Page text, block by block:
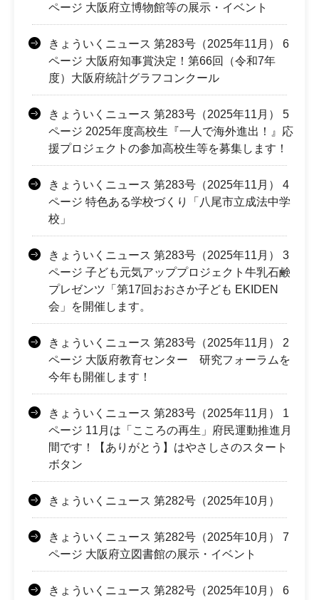
ページ 大阪府立博物館等の展示・イベント
きょういくニュース 第283号（2025年11月） 6
ページ 大阪府知事賞決定！第66回（令和7年
度）大阪府統計グラフコンクール
きょういくニュース 第283号（2025年11月） 5
ページ 2025年度高校生『一人で海外進出！』応
援プロジェクトの参加高校生等を募集します！
きょういくニュース 第283号（2025年11月） 4
ページ 特色ある学校づくり「八尾市立成法中学
校」
きょういくニュース 第283号（2025年11月） 3
ページ 子ども元気アッププロジェクト牛乳石鹸
プレゼンツ「第17回おおさか子ども EKIDEN
会」を開催します。
きょういくニュース 第283号（2025年11月） 2
ページ 大阪府教育センター 研究フォーラムを
今年も開催します！
きょういくニュース 第283号（2025年11月） 1
ページ 11月は「こころの再生」府民運動推進月
間です！【ありがとう】はやさしさのスタート
ボタン
きょういくニュース 第282号（2025年10月）
きょういくニュース 第282号（2025年10月） 7
ページ 大阪府立図書館の展示・イベント
きょういくニュース 第282号（2025年10月） 6